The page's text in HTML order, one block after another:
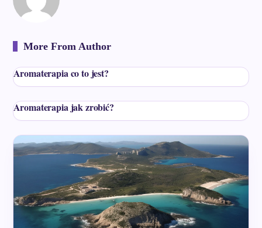
More From Author
Aromaterapia co to jest?
Aromaterapia jak zrobić?